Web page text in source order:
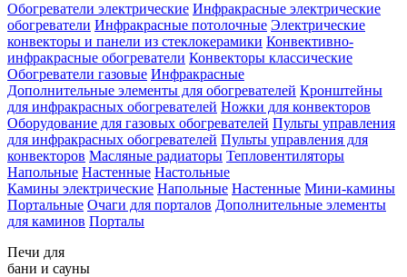
Обогреватели электрические Инфракрасные электрические
обогреватели Инфракрасные потолочные Электрические
конвекторы и панели из стеклокерамики Конвективно-
инфракрасные обогреватели Конвекторы классические
Обогреватели газовые Инфракрасные
Дополнительные элементы для обогревателей Кронштейны
для инфракрасных обогревателей Ножки для конвекторов
Оборудование для газовых обогревателей Пульты управления
для инфракрасных обогревателей Пульты управления для
конвекторов Масляные радиаторы Тепловентиляторы
Напольные Настенные Настольные
Камины электрические Напольные Настенные Мини-камины
Портальные Очаги для порталов Дополнительные элементы
для каминов Порталы
Печи для
бани и сауны